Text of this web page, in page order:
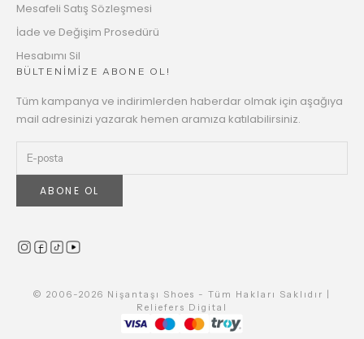
Mesafeli Satış Sözleşmesi
İade ve Değişim Prosedürü
Hesabımı Sil
BÜLTENİMİZE ABONE OL!
Tüm kampanya ve indirimlerden haberdar olmak için aşağıya
mail adresinizi yazarak hemen aramıza katılabilirsiniz.
ABONE OL
© 2006-2026 Nişantaşı Shoes - Tüm Hakları Saklıdır |
Reliefers Digital